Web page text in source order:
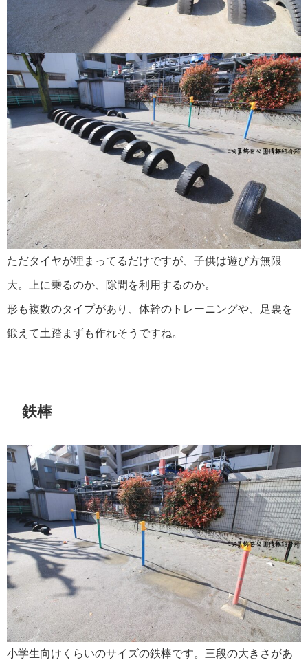
ただタイヤが埋まってるだけですが、子供は遊び方無限
大。上に乗るのか、隙間を利用するのか。
形も複数のタイプがあり、体幹のトレーニングや、足裏を
鍛えて土踏まずも作れそうですね。
鉄棒
小学生向けくらいのサイズの鉄棒です。三段の大きさがあ